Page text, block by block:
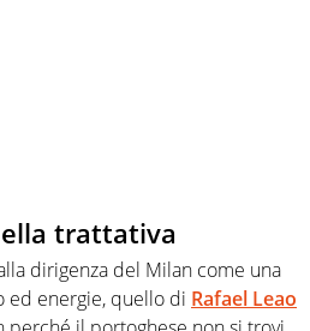
trattativa
dirigenza del Milan come una
ed energie, quello di Rafael Leao